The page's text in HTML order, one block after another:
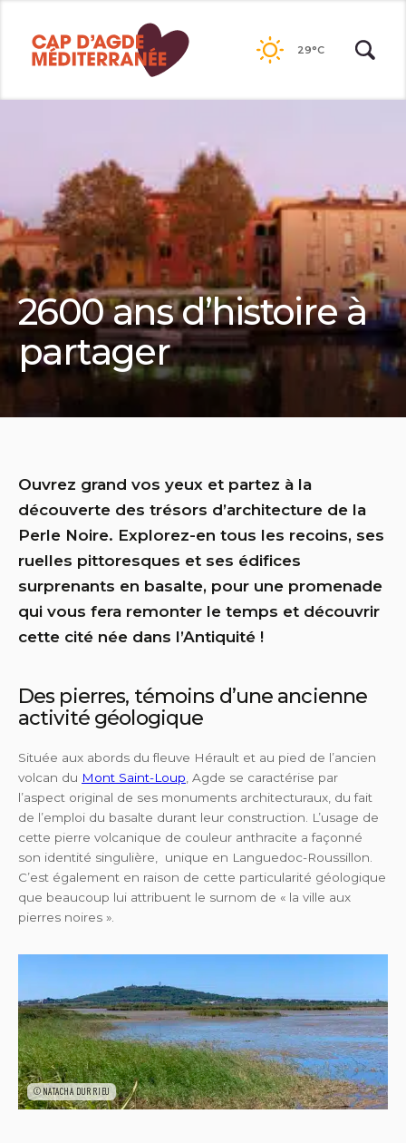
contenu
29°C
2600 ans d’histoire à
partager
Ouvrez grand vos yeux et partez à la
découverte des trésors d’architecture de la
Perle Noire. Explorez-en tous les recoins, ses
ruelles pittoresques et ses édifices
surprenants en basalte, pour une promenade
qui vous fera remonter le temps et découvrir
cette cité née dans l’Antiquité !
Des pierres, témoins d’une ancienne
activité géologique
Située aux abords du fleuve Hérault et au pied de l’ancien
volcan du Mont Saint-Loup , Agde se caractérise par
l’aspect original de ses monuments architecturaux, du fait
de l’emploi du basalte durant leur construction. L’usage de
cette pierre volcanique de couleur anthracite a façonné
son identité singulière, unique en Languedoc-Roussillon.
C’est également en raison de cette particularité géologique
que beaucoup lui attribuent le surnom de « la ville aux
pierres noires ».
©NATACHA DURRIEU